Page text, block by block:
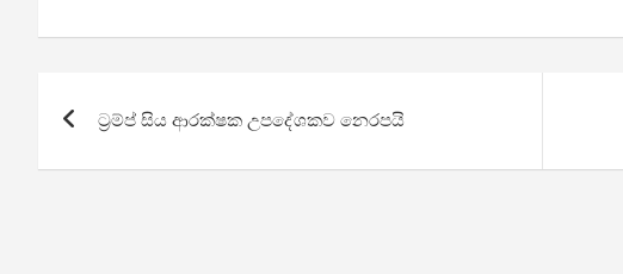
navigation
ට්‍රම්ප් සිය ආරක්ෂක උපදේශකව නෙරපයි